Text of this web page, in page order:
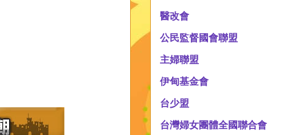
醫改會
公民監督國會聯盟
主婦聯盟
伊甸基金會
台少盟
台灣婦女團體全國聯合會